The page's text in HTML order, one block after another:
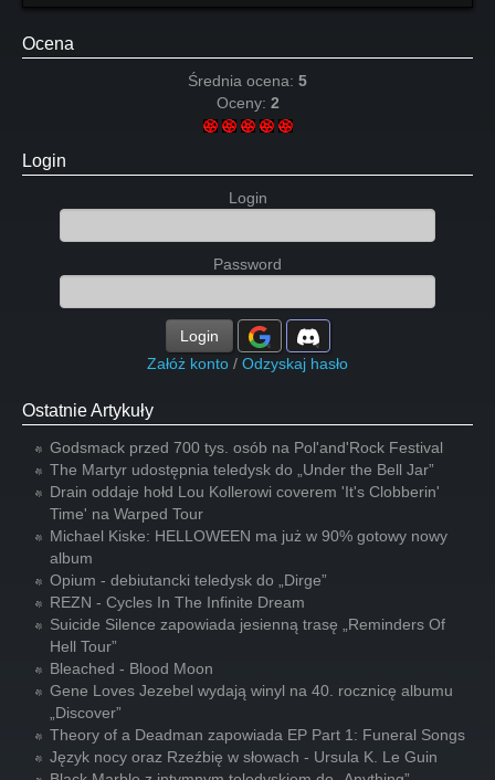
Ocena
Średnia ocena: 5
Oceny: 2
Login
Login
Password
Login
Załóż konto / Odzyskaj hasło
Ostatnie Artykuły
Godsmack przed 700 tys. osób na Pol'and'Rock Festival
The Martyr udostępnia teledysk do „Under the Bell Jar”
Drain oddaje hołd Lou Kollerowi coverem 'It's Clobberin'
Time' na Warped Tour
Michael Kiske: HELLOWEEN ma już w 90% gotowy nowy
album
Opium - debiutancki teledysk do „Dirge”
REZN - Cycles In The Infinite Dream
Suicide Silence zapowiada jesienną trasę „Reminders Of
Hell Tour”
Bleached - Blood Moon
Gene Loves Jezebel wydają winyl na 40. rocznicę albumu
„Discover”
Theory of a Deadman zapowiada EP Part 1: Funeral Songs
Język nocy oraz Rzeźbię w słowach - Ursula K. Le Guin